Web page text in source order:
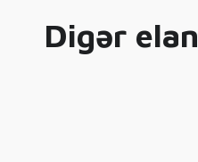
Digər